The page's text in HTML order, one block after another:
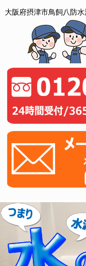
大阪府摂津市鳥飼八防